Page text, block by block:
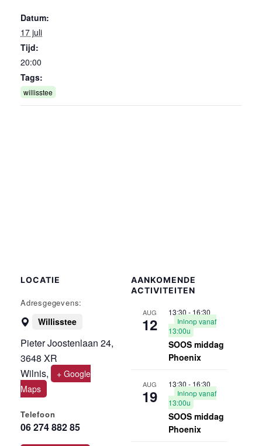
Datum:
17 juli
Tijd:
20:00
Tags:
willisstee
LOCATIE
Adresgegevens:
Willisstee
Pieter Joostenlaan 24,
3648 XR
Wilnis,
+ Google
Maps
Telefoon
06 274 882 85
AANKOMENDE
ACTIVITEITEN
AUG
12
13:30 - 16:30
Inloop vanaf
13:00u
SOOS middag
Phoenix
AUG
19
13:30 - 16:30
Inloop vanaf
13:00u
SOOS middag
Phoenix